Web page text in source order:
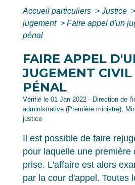
Accueil particuliers > Justice >
jugement > Faire appel d'un
pénal
FAIRE APPEL
JUGEMENT CIVIL
PÉNAL
Vérifié le 01 Jan 2022 - Direction de
administrative (Première ministre),
justice
Il est possible de faire
pour laquelle une première
prise. L'affaire est alors
par la cour d'appel. Toutes